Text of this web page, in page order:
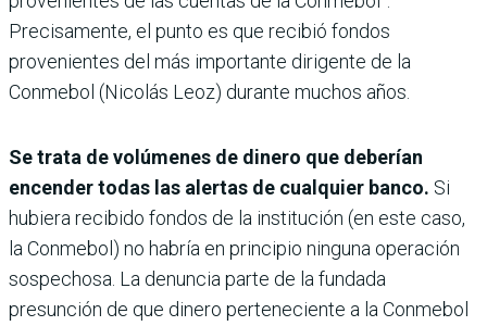
Precisamente, el punto es que recibió fondos
provenientes del más importante dirigente de la
Conmebol (Nicolás Leoz) durante muchos años.
Se trata de volúmenes de dinero que deberían
encender todas las alertas de cualquier banco. Si
hubiera recibido fondos de la institución (en este caso,
la Conmebol) no habría en principio ninguna operación
sospechosa. La denuncia parte de la fundada
presunción de que dinero perteneciente a la Conmebol